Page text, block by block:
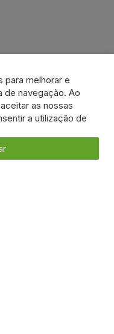
para melhorar e
de navegação. Ao
as nossas
a utilização de